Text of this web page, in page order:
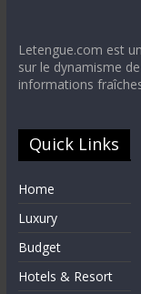
Letengue.com est
sur le dynamisme
informations
Quick Links
Home
Luxury
Budget
Hotels & Resort